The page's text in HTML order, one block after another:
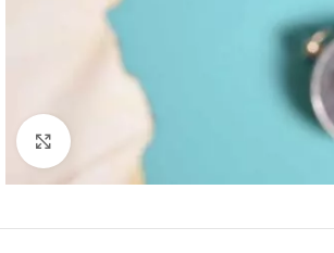
Нажмите, чтобы увеличить